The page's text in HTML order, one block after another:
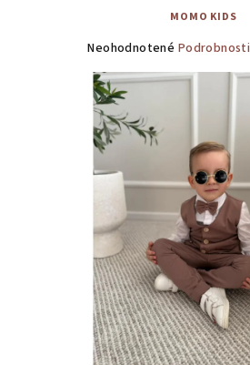
MOMO KIDS
Priemerné
produktu
je
0,0
z
hviezdičiek.
Neohodnotené